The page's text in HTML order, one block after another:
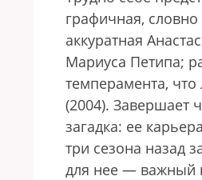
графичная,
аккуратная
Мариуса Петипа;
темперамента,
(2004). Завершает
загадка: ее
три сезона назад
для нее — важный